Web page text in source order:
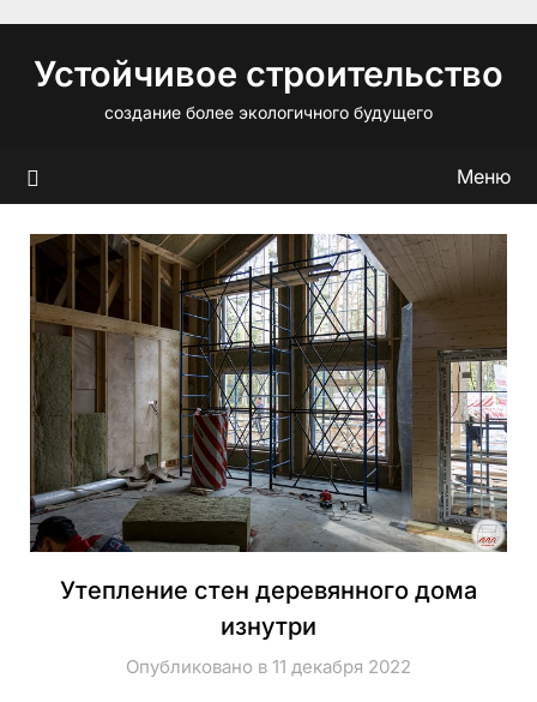
содержимому
Устойчивое строительство
создание более экологичного будущего
Меню
Утепление стен деревянного дома
изнутри
Опубликовано в 11 декабря 2022